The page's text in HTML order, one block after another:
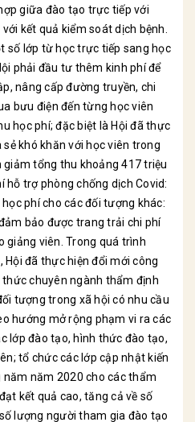
giữa đào tạo trực tiếp với
kết quả kiểm soát dịch bệnh.
số lớp từ học trực tiếp sang học
phải đầu tư thêm kinh phí để
nâng cấp đường truyền, chi
bưu điện đến từng học viên
học phí; đặc biệt là Hội đã thực
khó khăn với học viên trong
giảm tổng thu khoảng 417 triệu
hỗ trợ phòng chống dịch Covid:
phí cho các đối tượng khác:
bảo được trang trải chi phí
giảng viên. Trong quá trình
đã thực hiện đổi mới công
chuyên ngành thẩm định
tượng trong xã hội có nhu cầu
hướng mở rộng phạm vi ra các
lớp đào tạo, hình thức đào tạo,
tổ chức các lớp cập nhật kiến
năm 2020 cho các thẩm
kết quả cao, tăng cả về số
lượng người tham gia đào tạo